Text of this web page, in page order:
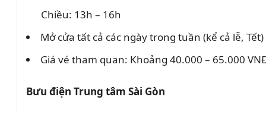
Chiều: 13h – 16h
Mở cửa tất cả các ngày trong tuần (kể cả lễ, Tết)
Giá vé tham quan: Khoảng 40.000 – 65.000
Bưu điện Trung tâm Sài Gòn